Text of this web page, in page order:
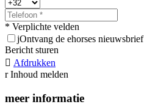
* Verplichte velden
jOntvang de ehorses nieuwsbrief
Bericht sturen
 Afdrukken
r Inhoud melden
meer informatie